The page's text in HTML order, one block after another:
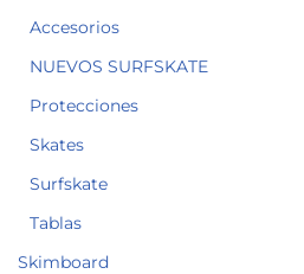
Accesorios
NUEVOS SURFSKATE
Protecciones
Skates
Surfskate
Tablas
Skimboard